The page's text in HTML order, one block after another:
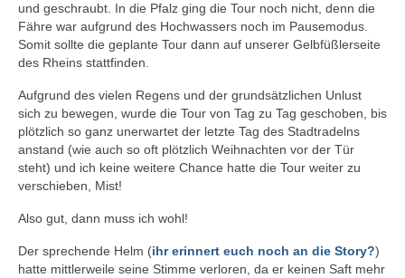
und geschraubt. In die Pfalz ging die Tour noch nicht, denn die
Fähre war aufgrund des Hochwassers noch im Pausemodus.
Somit sollte die geplante Tour dann auf unserer Gelbfüßlerseite
des Rheins stattfinden.
Aufgrund des vielen Regens und der grundsätzlichen Unlust
sich zu bewegen, wurde die Tour von Tag zu Tag geschoben, bis
plötzlich so ganz unerwartet der letzte Tag des Stadtradelns
anstand (wie auch so oft plötzlich Weihnachten vor der Tür
steht) und ich keine weitere Chance hatte die Tour weiter zu
verschieben, Mist!
Also gut, dann muss ich wohl!
Der sprechende Helm (ihr erinnert euch noch an die Story?)
hatte mittlerweile seine Stimme verloren, da er keinen Saft mehr